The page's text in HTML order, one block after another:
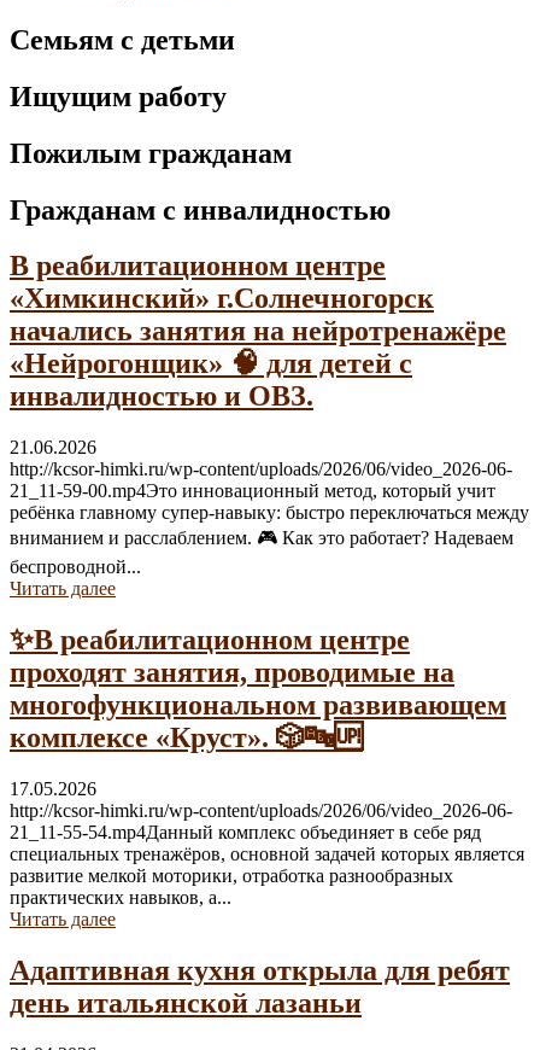
Семьям с детьми
Ищущим работу
Пожилым гражданам
Гражданам с инвалидностью
В реабилитационном центре
«Химкинский» г.Солнечногорск
начались занятия на нейротренажёре
«Нейрогонщик» 🧠 для детей с
инвалидностью и ОВЗ.
21.06.2026
http://kcsor-himki.ru/wp-content/uploads/2026/06/video_2026-06-
21_11-59-00.mp4Это инновационный метод, который учит
ребёнка главному супер-навыку: быстро переключаться между
вниманием и расслаблением. 🎮 Как это работает? Надеваем
беспроводной...
Читать далее
✨В реабилитационном центре
проходят занятия, проводимые на
многофункциональном развивающем
комплексе «Круст». 🎲🔤🆙
17.05.2026
http://kcsor-himki.ru/wp-content/uploads/2026/06/video_2026-06-
21_11-55-54.mp4Данный комплекс объединяет в себе ряд
специальных тренажёров, основной задачей которых является
развитие мелкой моторики, отработка разнообразных
практических навыков, а...
Читать далее
Адаптивная кухня открыла для ребят
день итальянской лазаньи